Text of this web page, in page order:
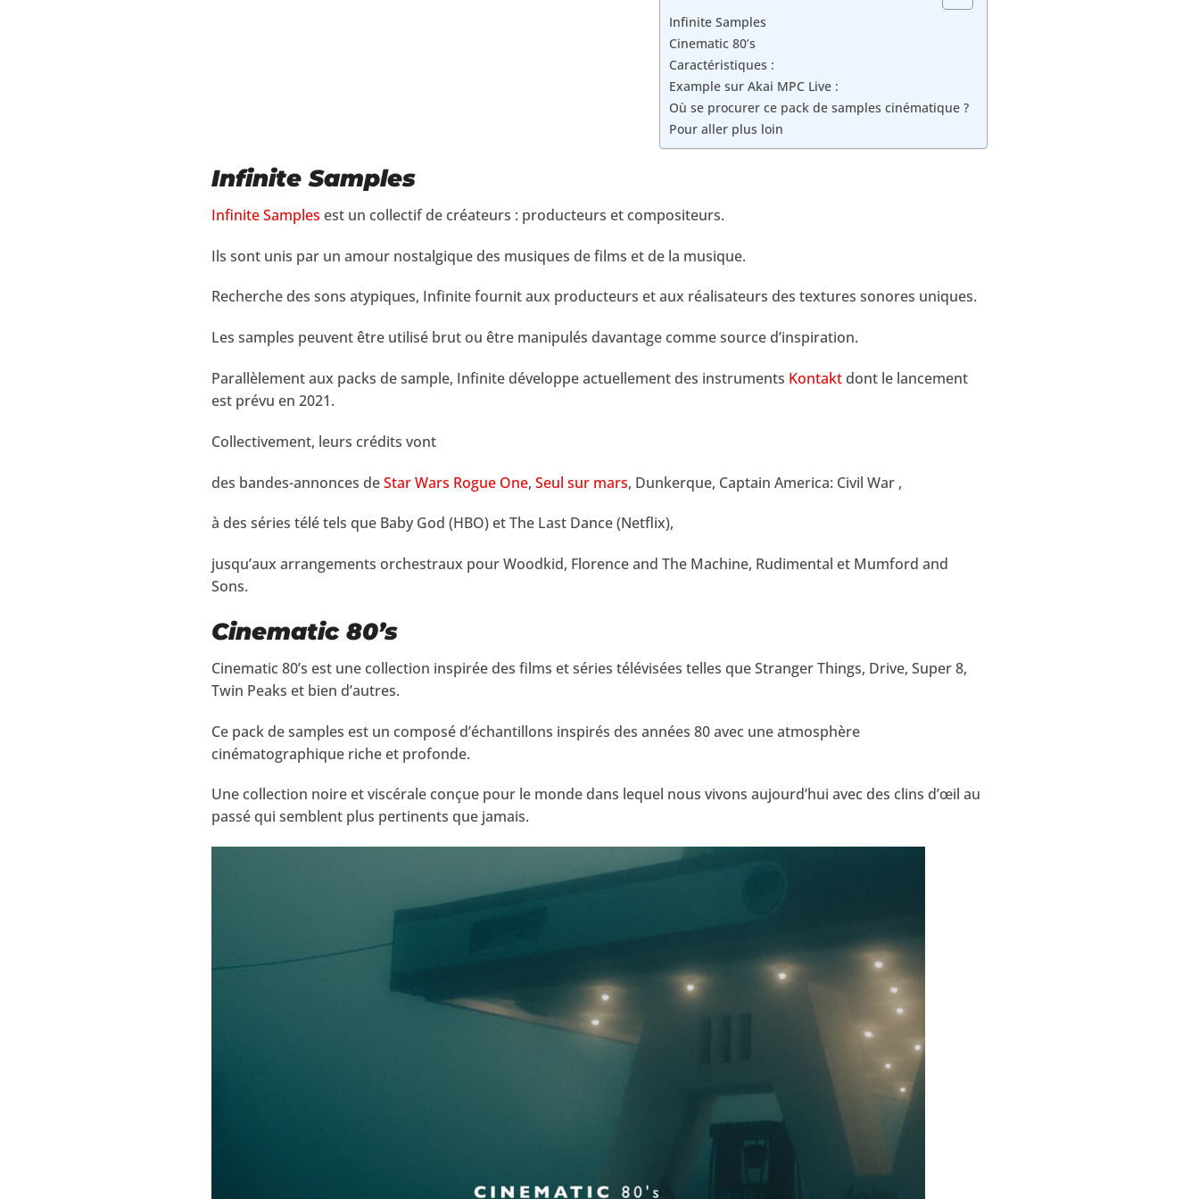
Infinite Samples
Cinematic 80’s
Caractéristiques :
Example sur Akai MPC Live :
Où se procurer ce pack de samples cinématique ?
Pour aller plus loin
Infinite Samples
Infinite Samples est un collectif de créateurs : producteurs et compositeurs.
Ils sont unis par un amour nostalgique des musiques de films et de la musique.
Recherche des sons atypiques, Infinite fournit aux producteurs et aux réalisateurs des textures sonores uniques.
Les samples peuvent être utilisé brut ou être manipulés davantage comme source d’inspiration.
Parallèlement aux packs de sample, Infinite développe actuellement des instruments Kontakt dont le lancement
est prévu en 2021.
Collectivement, leurs crédits vont
des bandes-annonces deStar Wars Rogue One, Seul sur mars, Dunkerque, Captain America: Civil War ,
à des séries télé tels que Baby God (HBO) et The Last Dance (Netflix),
jusqu’aux arrangements orchestraux pour Woodkid, Florence and The Machine, Rudimental et Mumford and
Sons.
Cinematic 80’s
Cinematic 80’s est une collection inspirée des films et séries télévisées telles que Stranger Things, Drive, Super 8,
Twin Peaks et bien d’autres.
Ce pack de samples est un composé d’échantillons inspirés des années 80 avec une atmosphère
cinématographique riche et profonde.
Une collection noire et viscérale conçue pour le monde dans lequel nous vivons aujourd’hui avec des clins d’œil au
passé qui semblent plus pertinents que jamais.